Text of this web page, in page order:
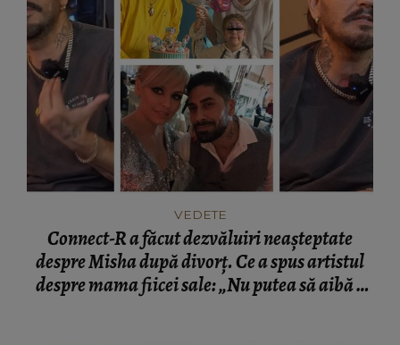
VEDETE
Connect-R a făcut dezvăluiri neașteptate
despre Misha după divorț. Ce a spus artistul
despre mama fiicei sale: „Nu putea să aibă o